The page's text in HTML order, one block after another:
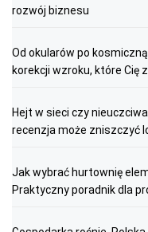
rozwój biznesu
Od okularów po
korekcji wzroku, które Cię
Hejt w sieci czy
recenzja może zniszczyć
Jak wybrać hurtownię
Praktyczny poradnik dla